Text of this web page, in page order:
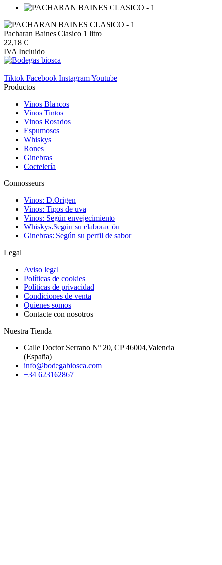
Pacharan Baines Clasico 1 litro
22,18 €
IVA Incluido
Tiktok Facebook InstagramYoutube
Productos
Vinos Blancos
Vinos Tintos
Vinos Rosados
Espumosos
Whiskys
Rones
Ginebras
Coctelería
Connosseurs
Vinos: D.Origen
Vinos: Tipos de uva
Vinos: Según envejecimiento
Whiskys:Según su elaboración
Ginebras: Según su perfil de sabor
Legal
Aviso legal
Políticas de cookies
Políticas de privacidad
Condiciones de venta
Quienes somos
Contacte con nosotros
Nuestra Tienda
Calle Doctor Serrano Nº 20, CP 46004,Valencia
(España)
info@bodegabiosca.com
+34 623162867